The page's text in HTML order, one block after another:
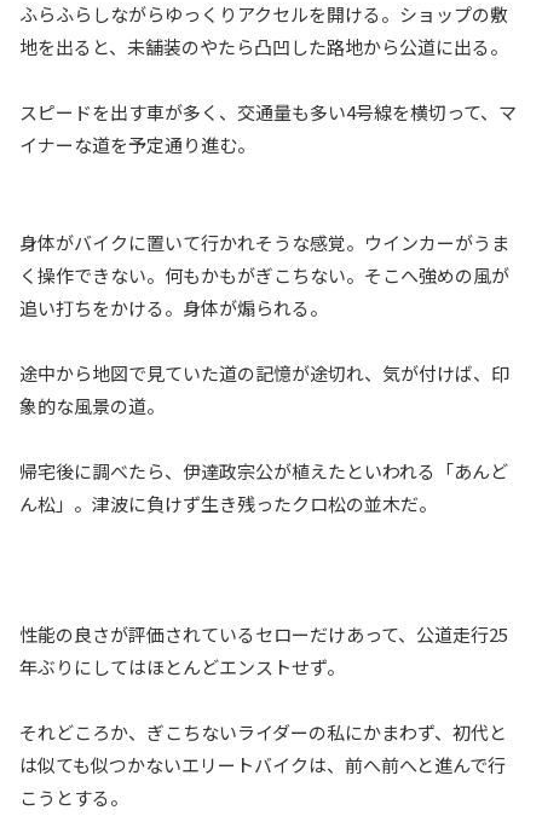
ふらふらしながらゆっくりアクセルを開ける。ショップの敷
地を出ると、未舗装のやたら凸凹した路地から公道に出る。
スピードを出す車が多く、交通量も多い4号線を横切って、マ
イナーな道を予定通り進む。
身体がバイクに置いて行かれそうな感覚。ウインカーがうま
く操作できない。何もかもがぎこちない。そこへ強めの風が
追い打ちをかける。身体が煽られる。
途中から地図で見ていた道の記憶が途切れ、気が付けば、印
象的な風景の道。
帰宅後に調べたら、伊達政宗公が植えたといわれる「あんど
ん松」。津波に負けず生き残ったクロ松の並木だ。
性能の良さが評価されているセローだけあって、公道走行25
年ぶりにしてはほとんどエンストせず。
それどころか、ぎこちないライダーの私にかまわず、初代と
は似ても似つかないエリートバイクは、前へ前へと進んで行
こうとする。